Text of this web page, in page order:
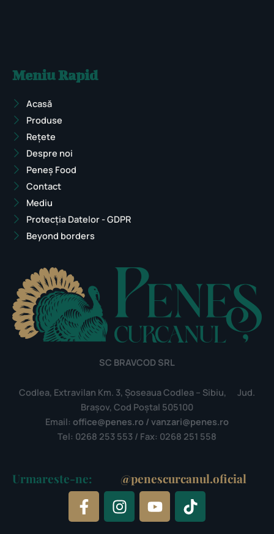
Meniu Rapid
Acasă
Produse
Rețete
Despre noi
Peneș Food
Contact
Mediu
Protecția Datelor - GDPR
Beyond borders
SC BRAVCOD SRL
Codlea, Extravilan Km. 3, Șoseaua Codlea – Sibiu, Jud.
Brașov, Cod Poștal 505100
Email: office@penes.ro / vanzari@penes.ro
Tel: 0268 253 553 / Fax: 0268 251 558
Urmareste-ne: @penescurcanul.oficial
F
a
c
I
n
s
Y
o
u
T
i
k